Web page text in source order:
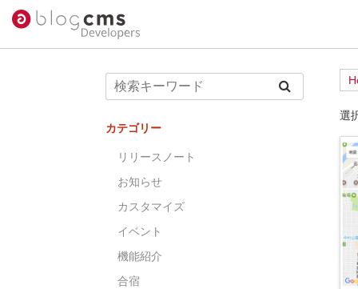
選
カテゴリー
リリースノート
お知らせ
カスタマイズ
イベント
機能紹介
合宿